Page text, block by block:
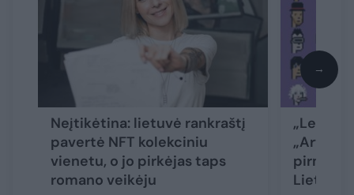
Neįtikėtina: lietuvė rankraštį
pavertė NFT kolekciniu
vienetu, o jo pirkėjas taps
romano veikėju
pirmąją
→